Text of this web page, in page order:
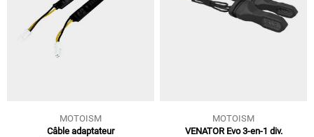
MOTOISM
Câble adaptateur
MOTOISM
VENATOR Evo 3-en-1 div.